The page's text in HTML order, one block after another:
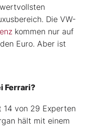
Die VW-
kommen nur auf
Euro. Aber ist
Ferrari?
14 von 29 Experten
hält mit einem